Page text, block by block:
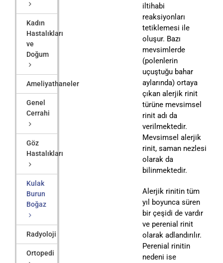
iltihabi
reaksiyonları
tetiklemesi ile
oluşur. Bazı
mevsimlerde
(polenlerin
uçuştuğu bahar
aylarında) ortaya
çıkan alerjik rinit
türüne mevsimsel
rinit adı da
verilmektedir.
Mevsimsel alerjik
rinit, saman nezlesi
olarak da
bilinmektedir.
Alerjik rinitin tüm
yıl boyunca süren
bir çeşidi de vardır
ve perenial rinit
olarak adlandırılır.
Perenial rinitin
nedeni ise
Kadın
Hastalıkları
ve
Doğum
Ameliyathaneler
Genel
Cerrahi
Göz
Hastalıkları
Kulak
Burun
Boğaz
Radyoloji
Ortopedi